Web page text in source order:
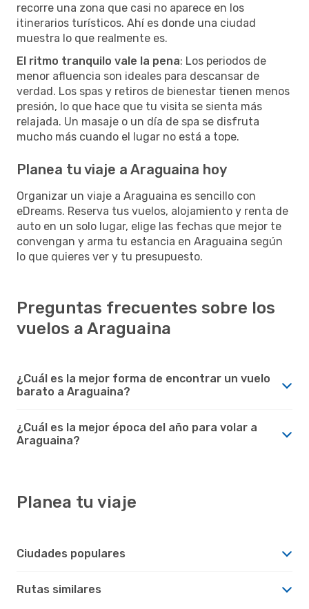
recorre una zona que casi no aparece en los
itinerarios turísticos. Ahí es donde una ciudad
muestra lo que realmente es.
El ritmo tranquilo vale la pena: Los periodos de
menor afluencia son ideales para descansar de
verdad. Los spas y retiros de bienestar tienen menos
presión, lo que hace que tu visita se sienta más
relajada. Un masaje o un día de spa se disfruta
mucho más cuando el lugar no está a tope.
Planea tu viaje a Araguaina hoy
Organizar un viaje a Araguaina es sencillo con
eDreams. Reserva tus vuelos, alojamiento y renta de
auto en un solo lugar, elige las fechas que mejor te
convengan y arma tu estancia en Araguaina según
lo que quieres ver y tu presupuesto.
Preguntas frecuentes sobre los
vuelos a Araguaina
¿Cuál es la mejor forma de encontrar un vuelo
barato a Araguaina?
¿Cuál es la mejor época del año para volar a
Araguaina?
Planea tu viaje
Ciudades populares
Rutas similares